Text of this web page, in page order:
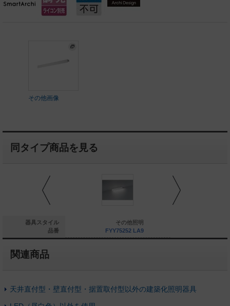
その他画像
同タイプ商品を見る
器具スタイル
品番
その他照明
その他照明
FYY75252 LA9
関連商品
天井直付型・壁直付型・据置取付型以外の建築化照明器具